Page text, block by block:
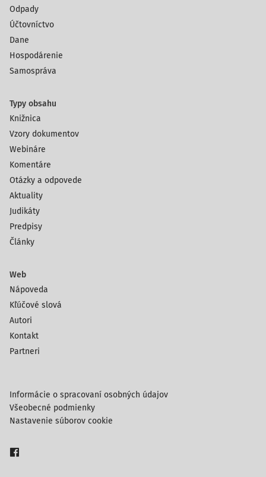
Odpady
Účtovníctvo
Dane
Hospodárenie
Samospráva
Typy obsahu
Knižnica
Vzory dokumentov
Webináre
Komentáre
Otázky a odpovede
Aktuality
Judikáty
Predpisy
Články
Web
Nápoveda
Kľúčové slová
Autori
Kontakt
Partneri
Informácie o spracovaní osobných údajov
Všeobecné podmienky
Nastavenie súborov cookie